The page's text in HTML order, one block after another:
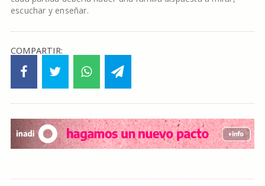
escuchar y enseñar.
COMPARTIR: